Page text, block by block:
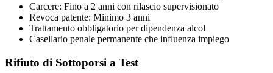
Carcere: Fino a 2 anni con rilascio supervisionato
Revoca patente: Minimo 3 anni
Trattamento obbligatorio per dipendenza alcol
Casellario penale permanente che influenza impiego
Rifiuto di Sottoporsi a Test